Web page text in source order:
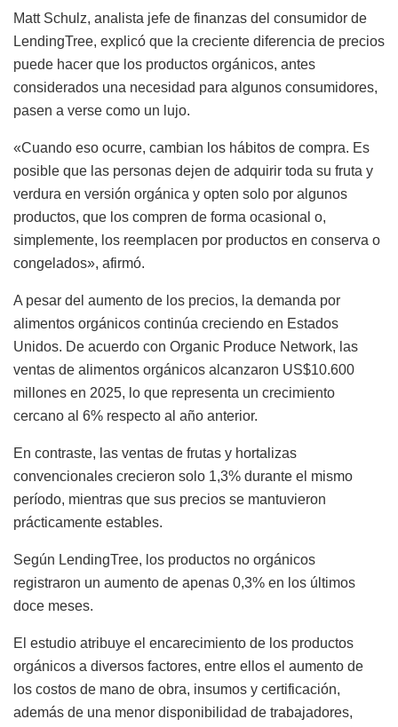
Matt Schulz, analista jefe de finanzas del consumidor de
LendingTree, explicó que la creciente diferencia de precios
puede hacer que los productos orgánicos, antes
considerados una necesidad para algunos consumidores,
pasen a verse como un lujo.
«Cuando eso ocurre, cambian los hábitos de compra. Es
posible que las personas dejen de adquirir toda su fruta y
verdura en versión orgánica y opten solo por algunos
productos, que los compren de forma ocasional o,
simplemente, los reemplacen por productos en conserva o
congelados», afirmó.
A pesar del aumento de los precios, la demanda por
alimentos orgánicos continúa creciendo en Estados
Unidos. De acuerdo con Organic Produce Network, las
ventas de alimentos orgánicos alcanzaron US$10.600
millones en 2025, lo que representa un crecimiento
cercano al 6% respecto al año anterior.
En contraste, las ventas de frutas y hortalizas
convencionales crecieron solo 1,3% durante el mismo
período, mientras que sus precios se mantuvieron
prácticamente estables.
Según LendingTree, los productos no orgánicos
registraron un aumento de apenas 0,3% en los últimos
doce meses.
El estudio atribuye el encarecimiento de los productos
orgánicos a diversos factores, entre ellos el aumento de
los costos de mano de obra, insumos y certificación,
además de una menor disponibilidad de trabajadores,